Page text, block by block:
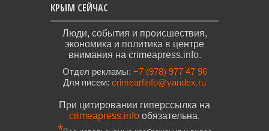
КРЫМ СЕЙЧАС
Люди, события и происшествия,
экономика и политика в центре
внимания на crimeapress.info.
Отдел рекламы: +7 (978) 977 47 96
Для писем: crimearfinfo@yandex.ru
При цитировании гиперссылка на
crimeapress.info обязательна.